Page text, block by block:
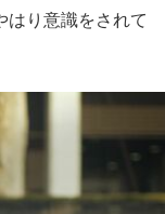
はり意識をされて